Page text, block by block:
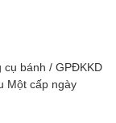
cụ bánh / GPĐKKD
Một cấp ngày